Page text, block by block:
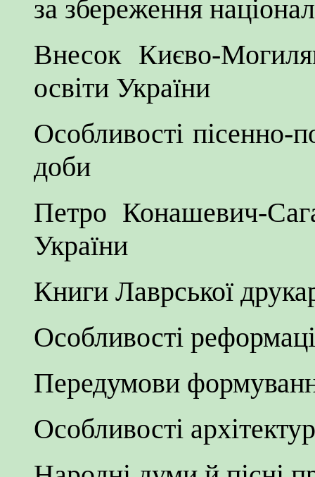
за збереження
Внесок Києво-
освіти України
Особливості пісенно-
доби
Петро Конашевич-
України
Книги Лаврської
Особливості
Передумови
Особливості